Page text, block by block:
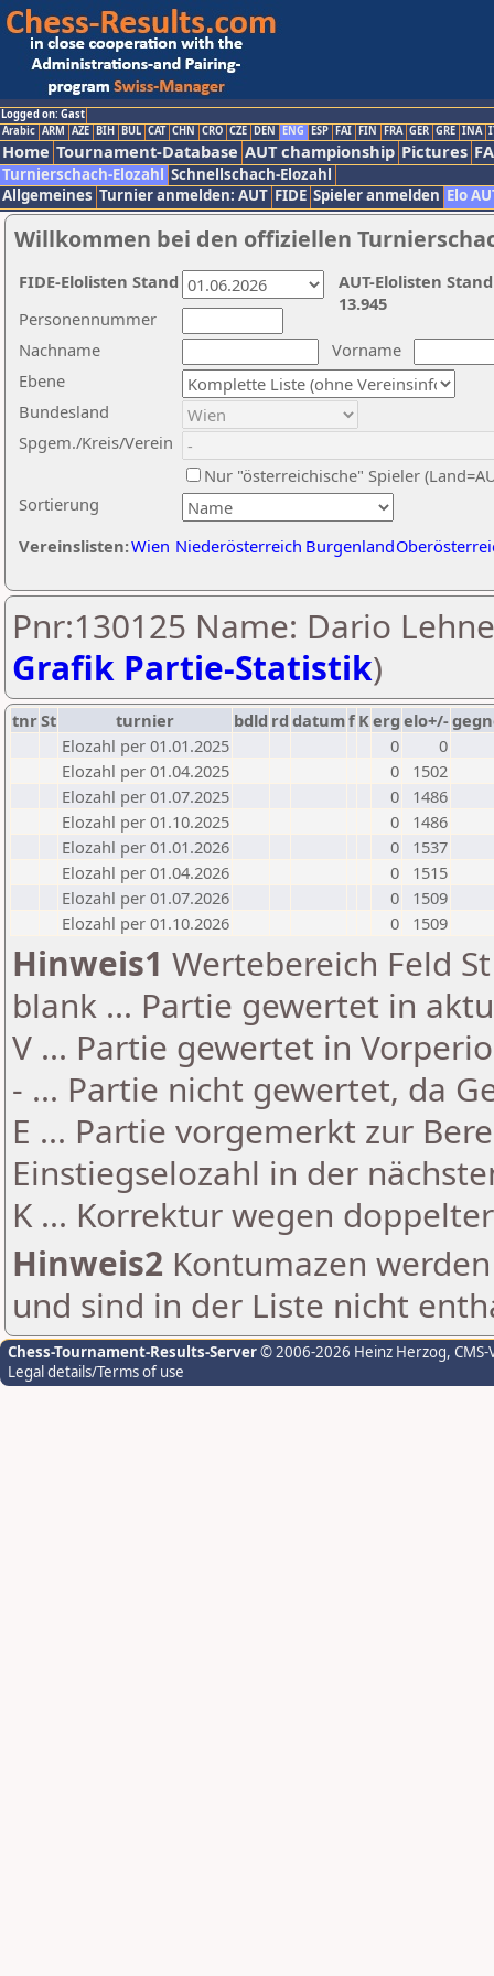
Logged on: Gast
Arabic ARM AZE BIH BUL CAT CHN CRO CZE DEN ENG ESP FAI FIN FRA GER GRE INA
Home Tournament-Database AUT championship Pictures
Turnierschach-Elozahl Schnellschach-Elozahl
Allgemeines Turnier anmelden: AUT FIDE Spieler anmelden Elo
Willkommen bei den offiziellen
Nachname
Vorname
Ebene
Sortierung
Personennummer
Bundesland
Spgem./Kreis/Verein
Nur "österreichische" Spieler
Vereinslisten:Wien Niederösterreich Burgenland
AUT-Elolisten
13.945
FIDE-Elolisten Stand
Pnr:130125 Name: Dario
Grafik Partie-Statistik)
tnrSt turnier bdld rd datumf Kerg elo+/-
Elozahl per 01.01.2025
0
0
Elozahl per 01.04.2025
0
1502
Elozahl per 01.07.2025
0
1486
Elozahl per 01.10.2025
0
1486
Elozahl per 01.01.2026
0
1537
Elozahl per 01.04.2026
0
1515
Elozahl per 01.07.2026
0
1509
Elozahl per 01.10.2026
0 1509
Hinweis1 Wertebereich Feld
blank ... Partie gewertet in
V ... Partie gewertet in
- ... Partie nicht gewertet, da
E ... Partie vorgemerkt zur
Einstiegselozahl in der
K ... Korrektur wegen
Hinweis2 Kontumazen
und sind in der Liste nicht
Chess-Tournament-Results-Server© 2006-2026 Heinz Herzog,
Legal details/Terms of use